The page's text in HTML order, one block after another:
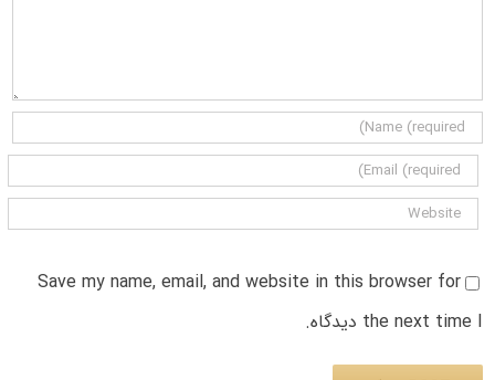
Save my name, email, and website in this browser for
the next time I دیدگاه.